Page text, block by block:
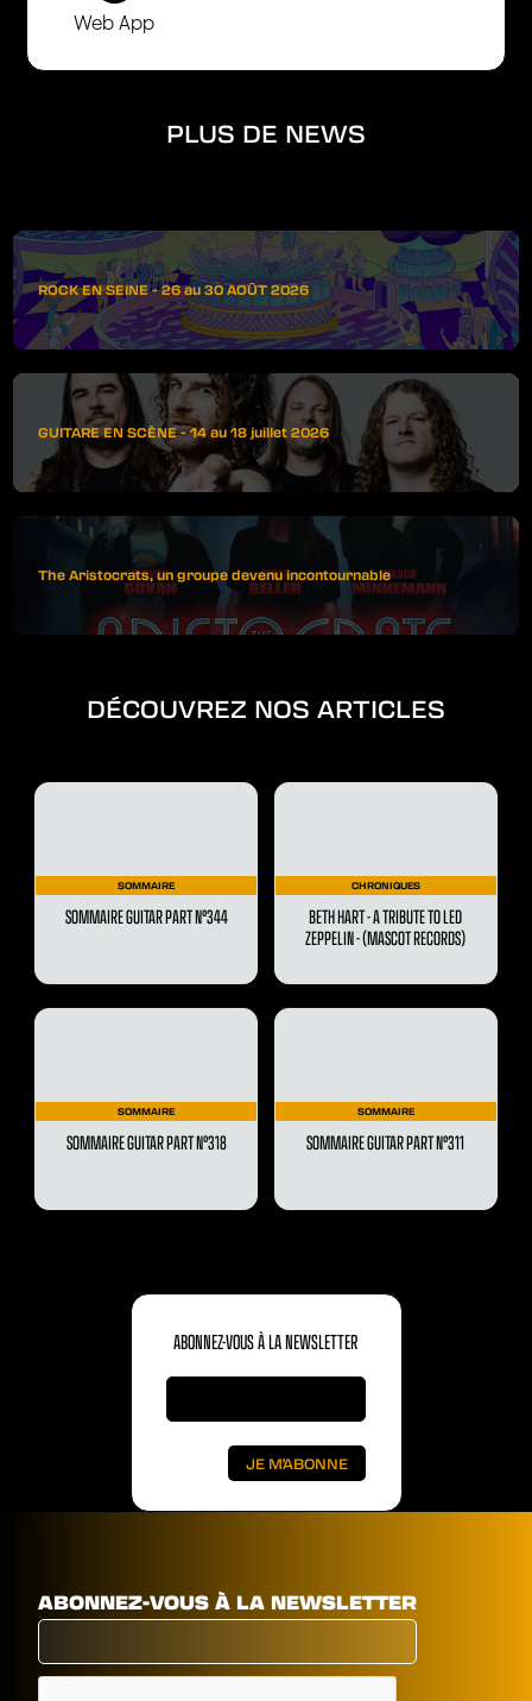
Web App
PLUS DE NEWS
ROCK EN SEINE - 26 au 30 AOÛT 2026
GUITARE EN SCÈNE - 14 au 18 juillet 2026
The Aristocrats, un groupe devenu incontournable
DÉCOUVREZ NOS ARTICLES
SOMMAIRE
SOMMAIRE GUITAR PART N°344
CHRONIQUES
BETH HART - A TRIBUTE TO LED
ZEPPELIN - (MASCOT RECORDS)
SOMMAIRE
SOMMAIRE GUITAR PART N°318
SOMMAIRE
SOMMAIRE GUITAR PART N°311
ABONNEZ-VOUS À LA NEWSLETTER
ABONNEZ-VOUS À LA NEWSLETTER